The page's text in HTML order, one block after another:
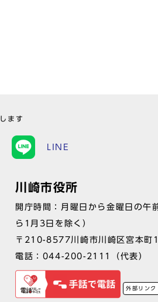
ます
LINE
川崎市役所
開庁時間：月曜日から金曜日の
ら1月3日を除く）
〒210-8577川崎市川崎区宮本町
電話： 044-200-2111 （代表）
外部リンク